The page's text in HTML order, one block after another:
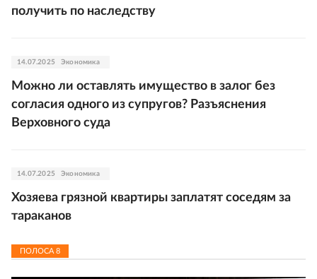
получить по наследству
14.07.2025 Экономика
Можно ли оставлять имущество в залог без
согласия одного из супругов? Разъяснения
Верховного суда
14.07.2025 Экономика
Хозяева грязной квартиры заплатят соседям за
тараканов
ПОЛОСА 8